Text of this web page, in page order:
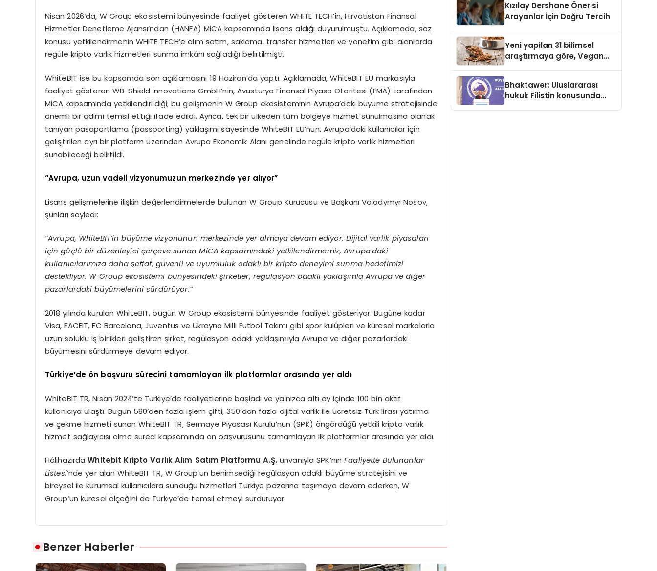
Nisan 2026’da, W Group ekosistemi bünyesinde faaliyet gösteren WHITE TECH’in, Hırvatistan Finansal
Hizmetler Denetleme Ajansı’ndan (HANFA) MiCA kapsamında lisans aldığı duyurulmuştu. Açıklamada, söz
konusu yetkilendirmenin WHITE TECH’e alım satım, saklama, transfer hizmetleri ve yönetim gibi alanlarda
regüle kripto varlık hizmetleri sunma imkânı sağladığı belirtilmişti.
WhiteBIT ise bu kapsamda son açıklamasını 19 Haziran’da yaptı. Açıklamada, WhiteBIT EU markasıyla
faaliyet gösteren WB-Shield Innovations GmbH’nin, Avusturya Finansal Piyasa Otoritesi (FMA) tarafından
MiCA kapsamında yetkilendirildiği; bu gelişmenin W Group ekosisteminin Avrupa’daki büyüme stratejisinde
önemli bir adımı temsil ettiği ifade edildi. Ayrıca, tek bir ülkeden tüm bölgeye hizmet sunulmasına olanak
tanıyan pasaportlama (passporting) yaklaşımı sayesinde WhiteBIT EU’nun, Avrupa’daki kullanıcılar için
geliştirilen ayrı bir platform üzerinden Avrupa Ekonomik Alanı genelinde regüle kripto varlık hizmetleri
sunabileceği belirtildi.
“Avrupa, uzun vadeli vizyonumuzun merkezinde yer alıyor”
Lisans gelişmelerine ilişkin değerlendirmelerde bulunan W Group Kurucusu ve Başkanı Volodymyr Nosov,
şunları söyledi:
“Avrupa, WhiteBIT’in büyüme vizyonunun merkezinde yer almaya devam ediyor. Dijital varlık piyasaları
için güçlü bir düzenleyici çerçeve sunan MiCA kapsamındaki yetkilendirmemiz, Avrupa’daki
kullanıcılarımıza daha şeffaf, güvenli ve uyumluluk odaklı bir kripto deneyimi sunma hedefimizi
destekliyor. W Group ekosistemi bünyesindeki şirketler, regülasyon odaklı yaklaşımla Avrupa ve diğer
pazarlardaki büyümelerini sürdürüyor.”
2018 yılında kurulan WhiteBIT, bugün W Group ekosistemi bünyesinde faaliyet gösteriyor. Bugüne kadar
Visa, FACEIT, FC Barcelona, Juventus ve Ukrayna Milli Futbol Takımı gibi spor kulüpleri ve küresel markalarla
uzun soluklu iş birlikleri geliştiren şirket, regülasyon odaklı yaklaşımıyla Avrupa ve diğer pazarlardaki
büyümesini sürdürmeye devam ediyor.
Türkiye’de ön başvuru sürecini tamamlayan ilk platformlar arasında yer aldı
WhiteBIT TR, Nisan 2024’te Türkiye’de faaliyetlerine başladı ve yalnızca altı ay içinde 100 bin aktif
kullanıcıya ulaştı. Bugün 580’den fazla işlem çifti, 350’dan fazla dijital varlık ile ücretsiz Türk lirası yatırma
ve çekme hizmeti sunan WhiteBIT TR, Sermaye Piyasası Kurulu’nun (SPK) öngördüğü yetkili kripto varlık
hizmet sağlayıcısı olma süreci kapsamında ön başvurusunu tamamlayan ilk platformlar arasında yer aldı.
HâlihazırdaWhitebit Kripto Varlık Alım Satım Platformu A.Ş. unvanıyla SPK’nınFaaliyette Bulunanlar
Listesi‘nde yer alan WhiteBIT TR, W Group’un benimsediği regülasyon odaklı büyüme stratejisini ve
bireysel ile kurumsal kullanıcılara sunduğu hizmetleri Türkiye pazarına taşımaya devam ederken, W
Group’un küresel ölçeğini de Türkiye’de temsil etmeyi sürdürüyor.
Benzer Haberler
Kızılay Dershane Önerisi
Arayanlar İçin Doğru Tercih
Yeni yapilan 31 bilimsel
araştırmaya göre, Vegan
Sindirildiğini Ortaya Koydu
Bhaktawer: Uluslararası
hukuk Filistin konusunda